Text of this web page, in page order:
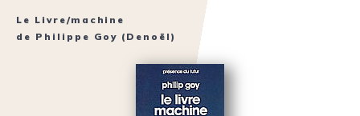
Le Livre/machine
de Philippe Goy (Denoël)